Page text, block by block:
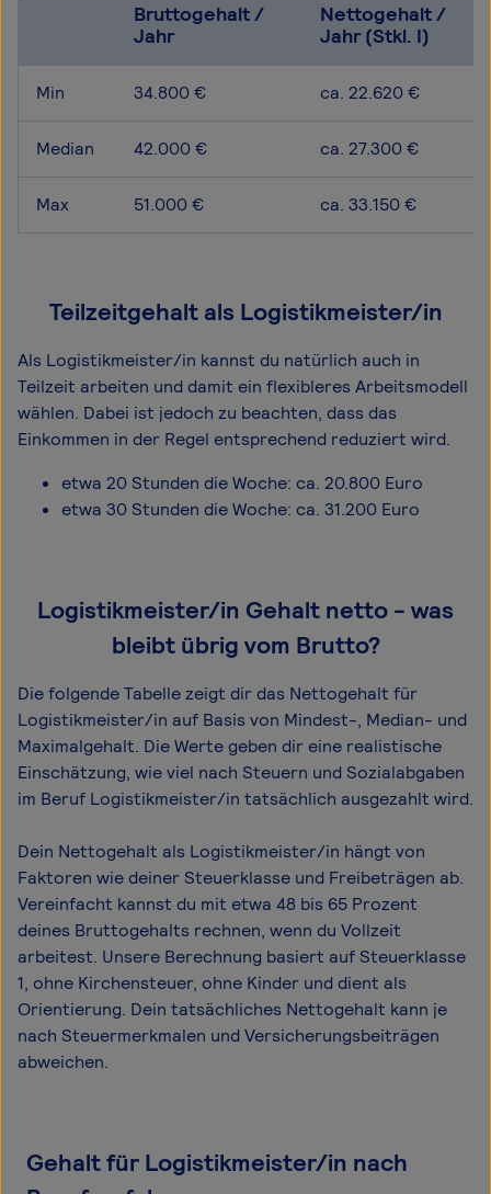
Bruttogehalt /
Jahr
Nettogehalt /
Jahr (Stkl. I)
Min 34.800 € ca. 22.620 €
Median 42.000 € ca. 27.300 €
Max 51.000 € ca. 33.150 €
Teilzeitgehalt als Logistikmeister/in
Als Logistikmeister/in kannst du natürlich auch in
Teilzeit arbeiten und damit ein flexibleres Arbeitsmodell
wählen. Dabei ist jedoch zu beachten, dass das
Einkommen in der Regel entsprechend reduziert wird.
etwa 20 Stunden die Woche: ca. 20.800 Euro
etwa 30 Stunden die Woche: ca. 31.200 Euro
Logistikmeister/in Gehalt netto - was
bleibt übrig vom Brutto?
Die folgende Tabelle zeigt dir das Netto­gehalt für
Logistikmeister/in auf Basis von Mindest-, Median- und
Maximal­gehalt. Die Werte geben dir eine realistische
Einschätzung, wie viel nach Steuern und Sozialabgaben
im Beruf Logistikmeister/in tatsächlich ausgezahlt wird.
Dein Nettogehalt als Logistikmeister/in hängt von
Faktoren wie deiner Steuerklasse und Freibeträgen ab.
Vereinfacht kannst du mit etwa 48 bis 65 Prozent
deines Bruttogehalts rechnen, wenn du Vollzeit
arbeitest. Unsere Berechnung basiert auf Steuerklasse
1, ohne Kirchensteuer, ohne Kinder und dient als
Orientierung. Dein tatsächliches Nettogehalt kann je
nach Steuermerkmalen und Versicherungsbeiträgen
abweichen.
Gehalt für Logistikmeister/in nach